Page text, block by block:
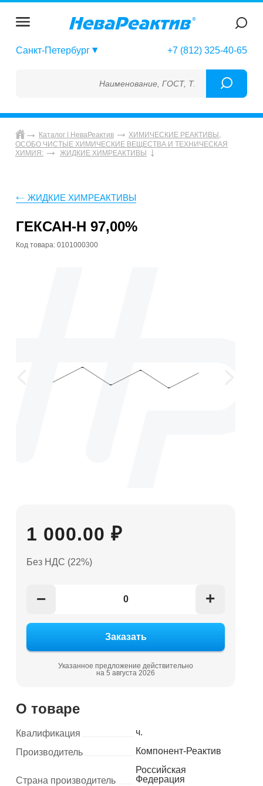
Санкт-Петербург +7 (812) 325-40-65
Наименование, ГОСТ, ТУ, ГСО, МСО, ОСО,
Каталог | НеваРеактив
ХИМИЧЕСКИЕ РЕАКТИВЫ,
ОСОБО ЧИСТЫЕ ХИМИЧЕСКИЕ ВЕЩЕСТВА И ТЕХНИЧЕСКАЯ
ХИМИЯ:
ЖИДКИЕ ХИМРЕАКТИВЫ
ЖИДКИЕ ХИМРЕАКТИВЫ
ГЕКСАН-Н 97,00%
Код товара: 0101000300
1 000.00 ₽
Без НДС (22%)
− +
Указанное предложение действительно
на 5 августа 2026
О товаре
Квалификация
ч.
Производитель
Компонент-Реактив
Страна производитель
Российская
Федерация